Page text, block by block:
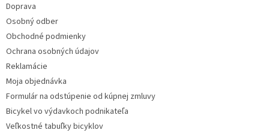
Doprava
Osobný odber
Obchodné podmienky
Ochrana osobných údajov
Reklamácie
Moja objednávka
Formulár na odstúpenie od kúpnej zmluvy
Bicykel vo výdavkoch podnikateľa
Veľkostné tabuľky bicyklov